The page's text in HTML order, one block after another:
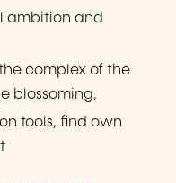
ambition and
complex of the
blossoming,
tools, find own